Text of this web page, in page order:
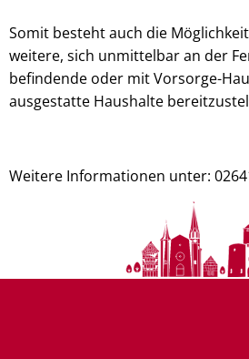
Somit besteht auch die
weitere, sich unmittelbar an der
befindende oder mit Vorsorge-
ausgestatte Haushalte
Weitere Informationen unter: